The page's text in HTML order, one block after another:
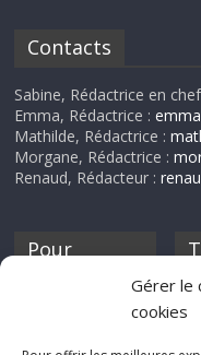
Gérer le
cookies
Contacts
Sabine, Rédactrice en
Emma, Rédactrice :
Mathilde, Rédactrice :
Morgane, Rédactrice :
Renaud, Rédacteur :
Pour
discothèque
Si